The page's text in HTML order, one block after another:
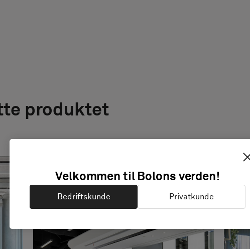
produktet
Velkommen til Bolons verden!
Bedriftskunde Privatkunde